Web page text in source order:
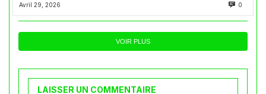
Avril 29, 2026 0
VOIR PLUS
LAISSER UN COMMENTAIRE